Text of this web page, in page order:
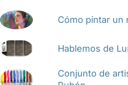
Cómo pintar un
Hablemos de
Conjunto de